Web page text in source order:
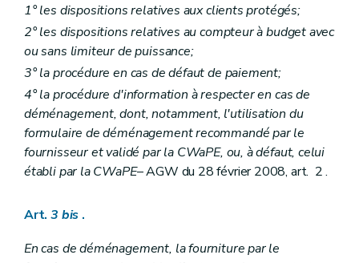
1° les dispositions relatives aux clients protégés;
2° les dispositions relatives au compteur à budget avec
ou sans limiteur de puissance;
3° la procédure en cas de défaut de paiement;
4° la procédure d'information à respecter en cas de
déménagement, dont, notamment, l'utilisation du
formulaire de déménagement recommandé par le
fournisseur et validé par la CWaPE, ou, à défaut, celui
établi par la CWaPE– AGW du 28 février 2008, art. 2 .
Art.3 bis .
En cas de déménagement, la fourniture par le